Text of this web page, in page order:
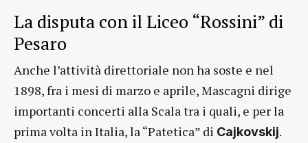
La disputa con il Liceo “Rossini” di
Pesaro
Anche l’attività direttoriale non ha soste e nel
1898, fra i mesi di marzo e aprile, Mascagni dirige
importanti concerti alla Scala tra i quali, e per la
prima volta in Italia, la “Patetica” di Cajkovskij.